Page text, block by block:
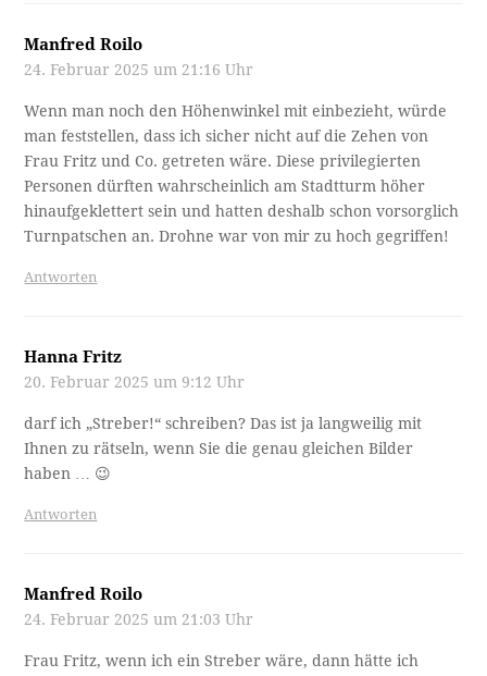
Manfred Roilo
24. Februar 2025 um 21:16 Uhr
Wenn man noch den Höhenwinkel mit einbezieht, würde
man feststellen, dass ich sicher nicht auf die Zehen von
Frau Fritz und Co. getreten wäre. Diese privilegierten
Personen dürften wahrscheinlich am Stadtturm höher
hinaufgeklettert sein und hatten deshalb schon vorsorglich
Turnpatschen an. Drohne war von mir zu hoch gegriffen!
Antworten
Hanna Fritz
20. Februar 2025 um 9:12 Uhr
darf ich „Streber!“ schreiben? Das ist ja langweilig mit
Ihnen zu rätseln, wenn Sie die genau gleichen Bilder
haben … 😉
Antworten
Manfred Roilo
24. Februar 2025 um 21:03 Uhr
Frau Fritz, wenn ich ein Streber wäre, dann hätte ich